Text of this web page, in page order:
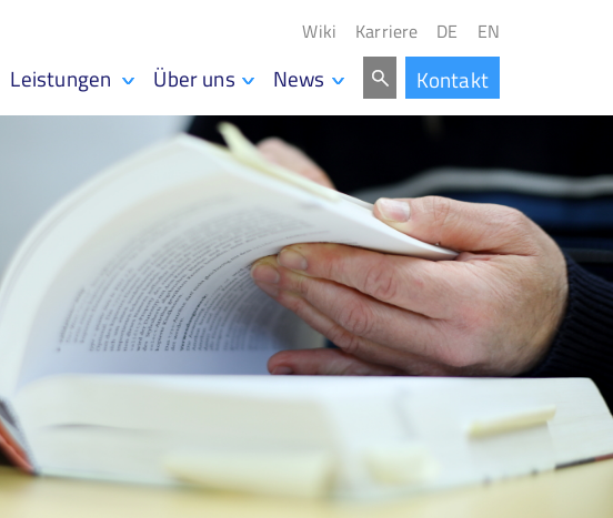
Wiki Karriere DE EN
Leistungen Über uns News Kontakt